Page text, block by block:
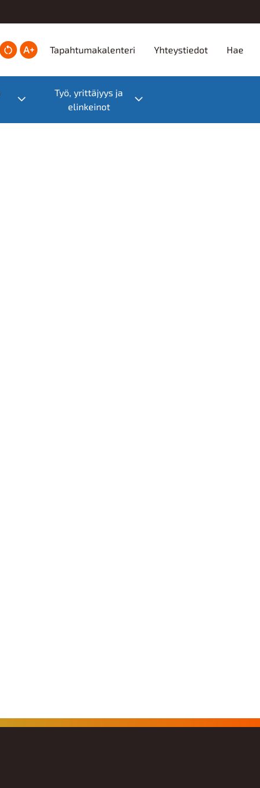
Tapahtumakalenteri Yhteystiedot Hae
Toggle submenu
Työ, yrittäjyys ja
elinkeinot
Toggle submenu